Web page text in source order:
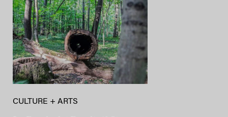
CULTURE + ARTS